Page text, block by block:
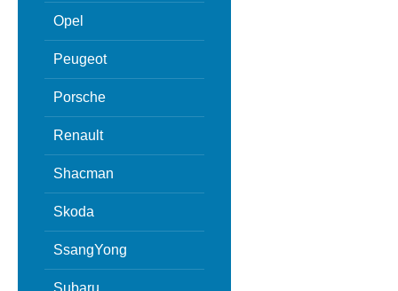
Opel
Peugeot
Porsche
Renault
Shacman
Skoda
SsangYong
Subaru